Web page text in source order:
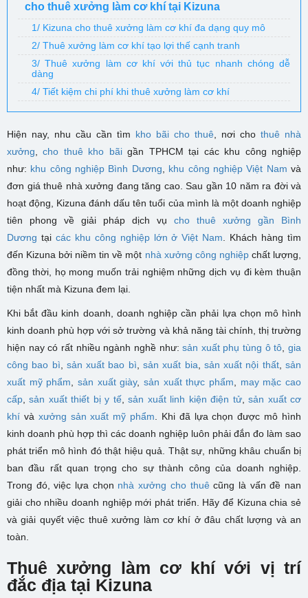
cho thuê xưởng làm cơ khí tại Kizuna
1/ Kizuna cho thuê xưởng làm cơ khí đa dạng quy mô
2/ Thuê xưởng làm cơ khí tạo lợi thế cạnh tranh
3/ Thuê xưởng làm cơ khí với thủ tục nhanh chóng dễ
dàng
4/ Tiết kiệm chi phí khi thuê xưởng làm cơ khí
Hiện nay, nhu cầu cần tìm kho bãi cho thuê , nơi cho thuê nhà
xưởng ,cho thuê kho bãigần TPHCM tại các khu công nghiệp
như: khu công nghiệp Bình Dương khu công nghiệp Việt Nam và
đơn giá thuê nhà xưởng đang tăng cao. Sau gần 10 năm ra đời và
hoạt động, Kizuna đánh dấu tên tuổi của mình là một doanh nghiệp
tiên phong về giải pháp dịch vụ cho thuê xưởng gần Bình
Dương tại các khu công nghiệp lớn ở Việt Nam . Khách hàng tìm
đến Kizuna bởi niềm tin về một nhà xưởng công nghiệpchất lượng,
đồng thời, họ mong muốn trải nghiệm những dịch vụ đi kèm thuận
tiện nhất mà Kizuna đem lại.
Khi bắt đầu kinh doanh, doanh nghiệp cần phải lựa chọn mô hình
kinh doanh phù hợp với sở trường và khả năng tài chính, thị trường
hiện nay có rất nhiều ngành nghề như:sản xuất phụ tùng ô tô ,gia
công bao bì
sản xuất bao bì ,sản xuất bia sản xuất nội thất,sản
xuất mỹ phẩm ,sản xuất giày,sản xuất thực phẩm
may mặc cao
cấp ,sản xuất thiết bị y tế,sản xuất linh kiện điện tử,sản xuất cơ
khí và xưởng sản xuất mỹ phẩm . Khi đã lựa chọn được mô hình
kinh doanh phù hợp thì các doanh nghiệp luôn phải đắn đo làm sao
phát triển mô hình đó thật hiệu quả. Thật sự, những khâu chuẩn bị
ban đầu rất quan trọng cho sự thành công của doanh nghiệp.
Trong đó, việc lựa chọn nhà xưởng cho thuêcũng là vấn đề nan
giải cho nhiều doanh nghiệp mới phát triển. Hãy để Kizuna chia sẻ
và giải quyết việc thuê xưởng làm cơ khí ở đâu chất lượng và an
toàn.
Thuê xưởng làm cơ khí với vị trí
đắc địa tại Kizuna